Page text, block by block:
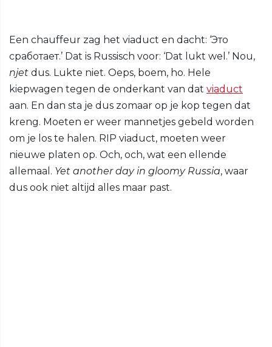
Een chauffeur zag het viaduct en dacht: ‘Это
сработает.’ Dat is Russisch voor: ‘Dat lukt wel.’ Nou,
njet dus. Lukte niet. Oeps, boem, ho. Hele
kiepwagen tegen de onderkant van dat viaduct
aan. En dan sta je dus zomaar op je kop tegen dat
kreng. Moeten er weer mannetjes gebeld worden
om je los te halen. RIP viaduct, moeten weer
nieuwe platen op. Och, och, wat een ellende
allemaal. Yet another day in gloomy Russia, waar
dus ook niet altijd alles maar past.